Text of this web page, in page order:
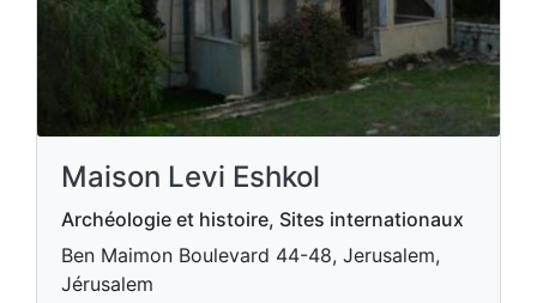
Maison Levi Eshkol
Archéologie et histoire, Sites internationaux
Ben Maimon Boulevard 44-48, Jerusalem,
Jérusalem